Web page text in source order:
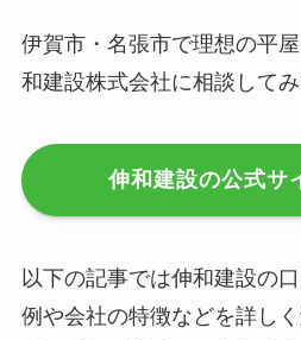
伊賀市・名張市で理想の平
和建設株式会社に相談してみ
伸和建設の公式サ
以下の記事では伸和建設の
例や会社の特徴などを詳し